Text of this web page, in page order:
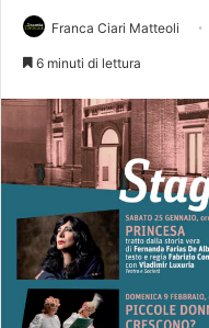
Franca Ciari Matteoli
6 minuti di lettura